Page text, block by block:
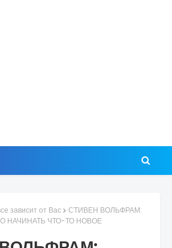
зависит от Вас
СТИВЕН ВОЛЬФРАМ:
НАЧИНАТЬ ЧТО-ТО НОВОЕ